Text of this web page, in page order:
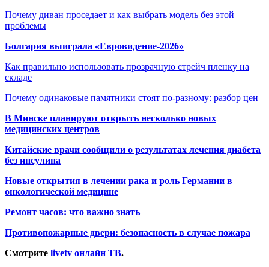
Почему диван проседает и как выбрать модель без этой
проблемы
Болгария выиграла «Евровидение-2026»
Как правильно использовать прозрачную стрейч пленку на
складе
Почему одинаковые памятники стоят по-разному: разбор цен
В Минске планируют открыть несколько новых
медицинских центров
Китайские врачи сообщили о результатах лечения диабета
без инсулина
Новые открытия в лечении рака и роль Германии в
онкологической медицине
Ремонт часов: что важно знать
Противопожарные двери: безопасность в случае пожара
Смотрите livetv онлайн ТВ.